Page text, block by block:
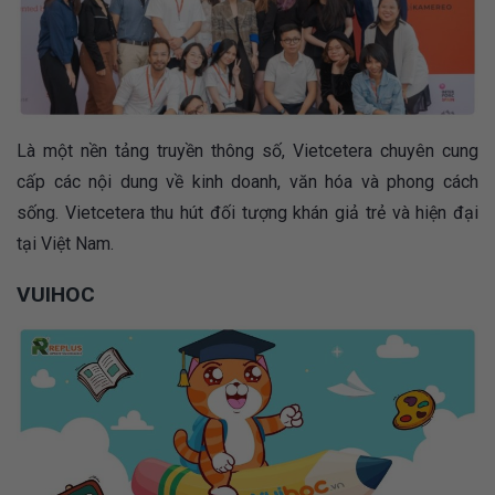
Là một nền tảng truyền thông số, Vietcetera chuyên cung
cấp các nội dung về kinh doanh, văn hóa và phong cách
sống. Vietcetera thu hút đối tượng khán giả trẻ và hiện đại
tại Việt Nam.
VUIHOC